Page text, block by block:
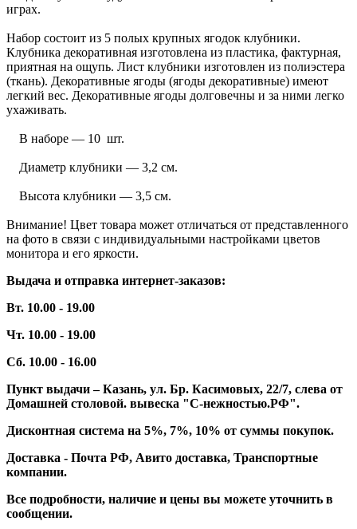
играх.
Набор состоит из 5 полых крупных ягодок клубники.
Клубника декоративная изготовлена из пластика, фактурная,
приятная на ощупь. Лист клубники изготовлен из полиэстера
(ткань). Декоративные ягоды (ягоды декоративные) имеют
легкий вес. Декоративные ягоды долговечны и за ними легко
ухаживать.
В наборе — 10 шт.
Диаметр клубники — 3,2 см.
Высота клубники — 3,5 см.
Внимание! Цвет товара может отличаться от представленного
на фото в связи с индивидуальными настройками цветов
монитора и его яркости.
Выдача и отправка интернет-заказов:
Вт. 10.00 - 19.00
Чт. 10.00 - 19.00
Сб. 10.00 - 16.00
Пункт выдачи – Казань, ул. Бр. Касимовых, 22/7, слева от
Домашней столовой. вывеска "С-нежностью.РФ".
Дисконтная система на 5%, 7%, 10% от суммы покупок.
Доставка - Почта РФ, Авито доставка, Транспортные
компании.
Все подробности, наличие и цены вы можете уточнить в
сообщении.